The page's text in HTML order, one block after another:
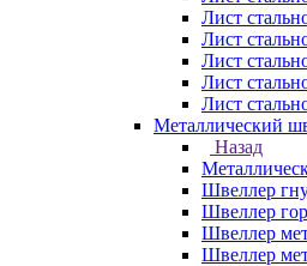
Лист
Лист
Лист
Лист
Лист
Металлический
Назад
Швеллер
Швеллер
Швеллер
Швеллер